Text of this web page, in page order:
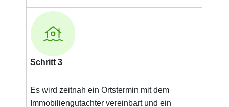
Schritt 3
Es wird zeitnah ein Ortstermin mit dem
Immobiliengutachter vereinbart und ein